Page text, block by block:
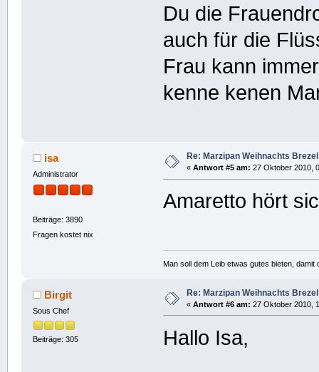
Du die
auch für die
Frau kann
kenne kenen
isa
Administrator
Beiträge: 3890
Fragen kostet nix
Re: Marzipan Weihnachts Brezel
« Antwort #5 am: 27 Oktober 2010,
Amaretto hört
Man soll dem Leib etwas gutes bieten,
Birgit
Sous Chef
Beiträge: 305
Re: Marzipan Weihnachts Brezel
« Antwort #6 am: 27 Oktober 2010,
Hallo Isa,